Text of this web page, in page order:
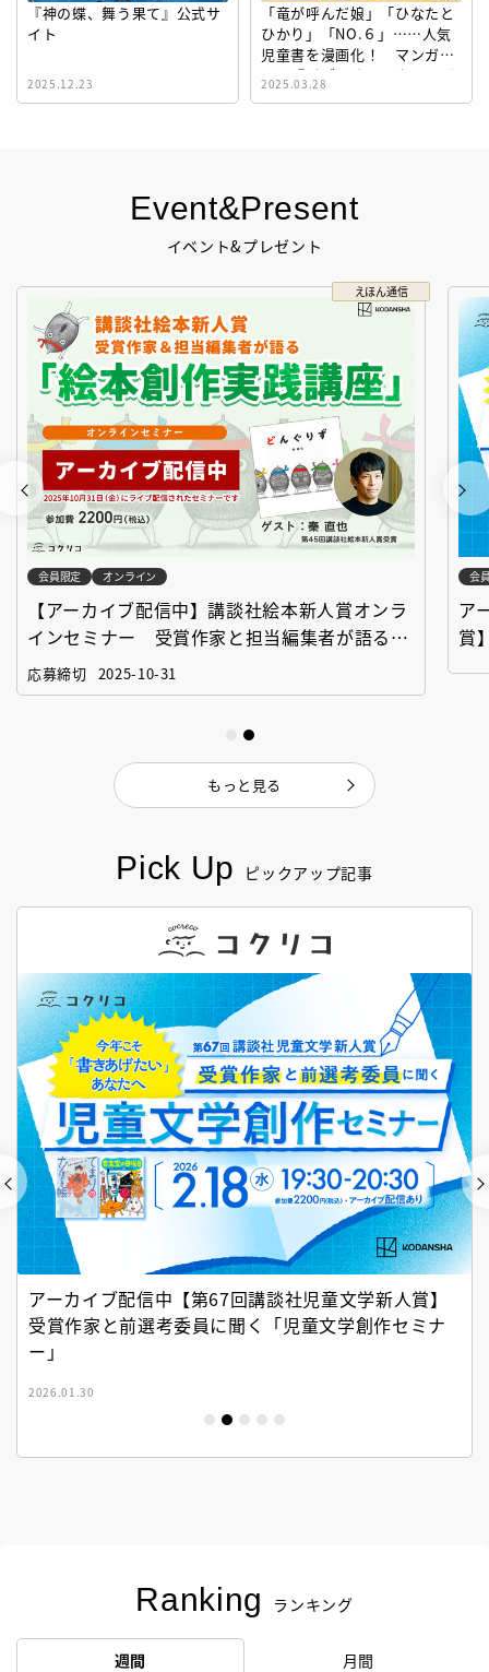
Pick Up ピックアップ記事
アーカイブ配信中【第67回講談社児童文学新人賞】
受賞作家と前選考委員に聞く「児童文学創作セミナ
ー」
2026.01.30
Ranking ランキング
週間 月間
Event&Present
イベント&プレゼント
えほん通信
会員限定 オンライン
【アーカイブ配信中】講談社絵本新人賞オンラ
インセミナー 受賞作家と担当編集者が語る
「絵本創作実践講座」
応募締切 2025-10-31
会
ア
賞
もっと見る
『神の蝶、舞う果て』公式サ
イト
2025.12.23
「竜が呼んだ娘」「ひなたと
ひかり」「NO.６」……人気
児童書を漫画化！ マンガサ
イト『ビブリオシリウス』誕
生！
2025.03.28